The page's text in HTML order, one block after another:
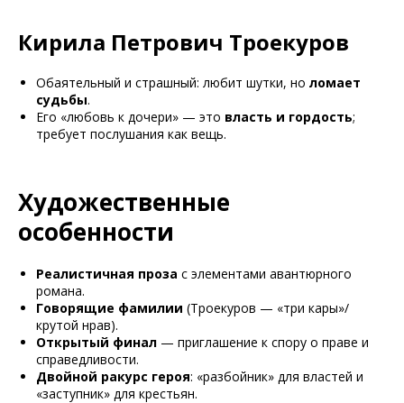
Кирила Петрович Троекуров
Обаятельный и страшный: любит шутки, но ломает
судьбы.
Его «любовь к дочери» — это власть и гордость;
требует послушания как вещь.
Художественные
особенности
Реалистичная проза с элементами авантюрного
романа.
Говорящие фамилии (Троекуров — «три кары»/
крутой нрав).
Открытый финал — приглашение к спору о праве и
справедливости.
Двойной ракурс героя: «разбойник» для властей и
«заступник» для крестьян.